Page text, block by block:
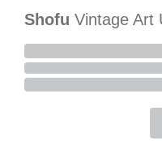
Shofu Vintage Art